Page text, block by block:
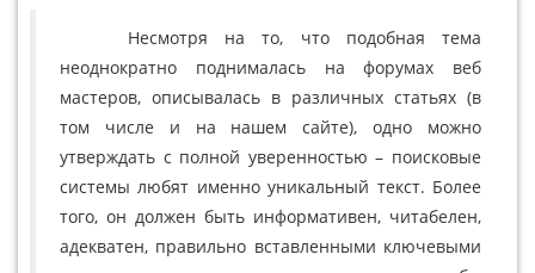
Несмотря на то, что подобная тема
неоднократно поднималась на форумах веб
мастеров, описывалась в различных статьях (в
том числе и на нашем сайте), одно можно
утверждать с полной уверенностью – поисковые
системы любят именно уникальный текст. Более
того, он должен быть информативен, читабелен,
адекватен, правильно вставленными ключевыми